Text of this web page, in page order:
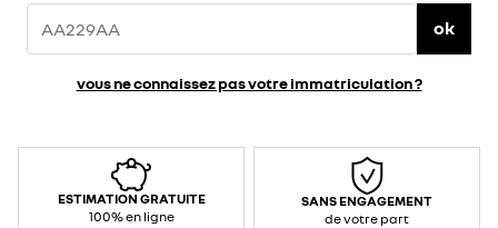
ok
vous ne connaissez pas votre immatriculation ?
ESTIMATION GRATUITE
100% en ligne
SANS ENGAGEMENT
de votre part